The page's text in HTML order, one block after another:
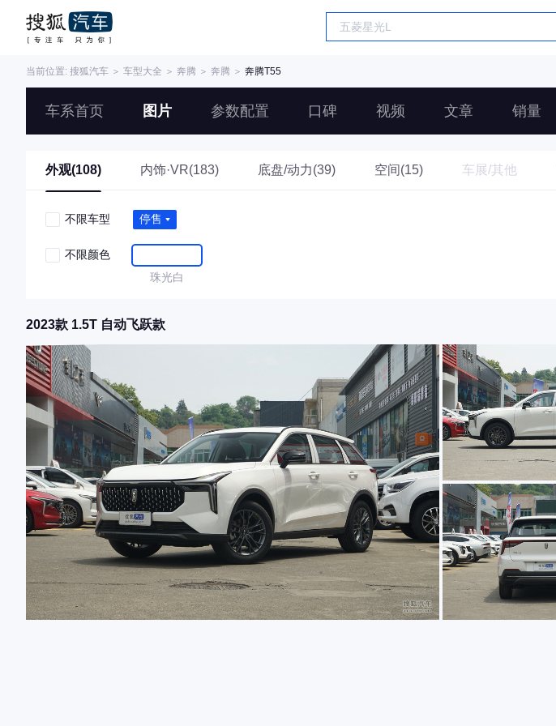
当前位置: 搜狐汽车 ＞ 车型大全 ＞ 奔腾 ＞ 奔腾 ＞ 奔腾T55
车系首页 图片 参数配置 口碑 视频 文章 销量
外观(108) 内饰·VR(183) 底盘/动力(39) 空间(15) 车展/其他
不限车型 停售
不限颜色
珠光白
2023款 1.5T 自动飞跃款